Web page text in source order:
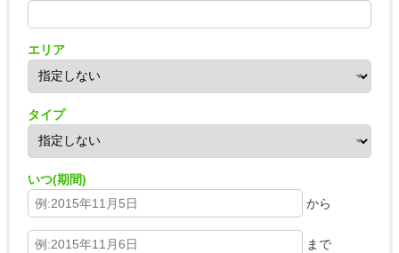
エリア
タイプ
いつ(期間)
から
まで